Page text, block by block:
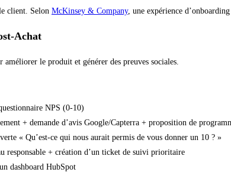
client. Selon McKinsey & Company, une expérience
Achat
améliorer le produit et générer des preuves sociales.
NPS (0-10)
+ demande d’avis Google/Capterra + proposition de
« Qu’est-ce qui nous aurait permis de vous donner un 10 ? »
responsable + création d’un ticket de suivi prioritaire
dashboard HubSpot